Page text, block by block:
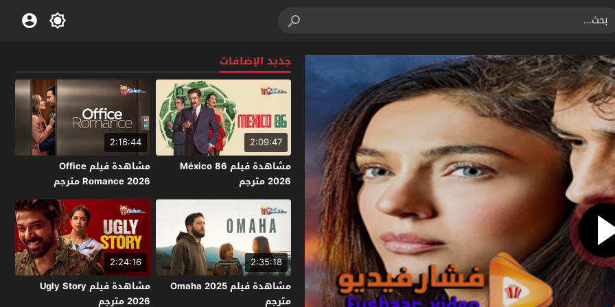
جديد الإضافات
2:09:47
مشاهدة فيلم México 86
2026 مترجم
2:16:44
مشاهدة فيلم Office
Romance 2026 مترجم
2:35:18
مشاهدة فيلم Omaha 2025
مترجم
2:24:16
مشاهدة فيلم Ugly Story
2026 مترجم